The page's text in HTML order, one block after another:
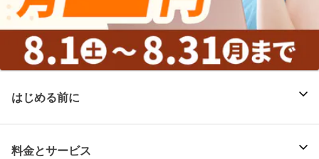
はじめる前に
料金とサービス